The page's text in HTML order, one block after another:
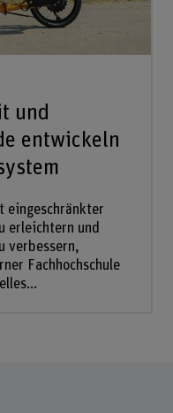
und
entwickeln
eingeschränkter
erleichtern und
verbessern,
Fachhochschule